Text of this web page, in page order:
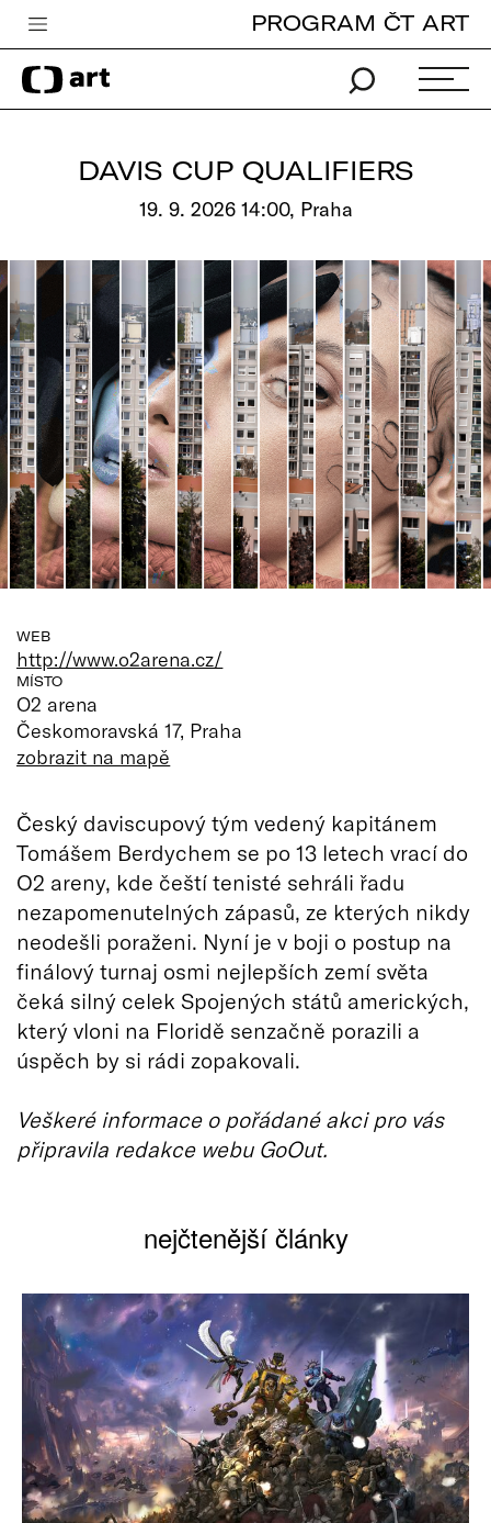
Česká televize
Zpravodajství
Pro děti
edu
Vše o ČT
PROGRAM ČT ART
DAVIS CUP QUALIFIERS
19. 9. 2026 14:00, Praha
WEB
http://www.o2arena.cz/
MÍSTO
O2 arena
Českomoravská 17, Praha
zobrazit na mapě
Český daviscupový tým vedený kapitánem
Tomášem Berdychem se po 13 letech vrací do
O2 areny, kde čeští tenisté sehráli řadu
nezapomenutelných zápasů, ze kterých nikdy
neodešli poraženi. Nyní je v boji o postup na
finálový turnaj osmi nejlepších zemí světa
čeká silný celek Spojených států amerických,
který vloni na Floridě senzačně porazili a
úspěch by si rádi zopakovali.
Veškeré informace o pořádané akci pro vás
připravila redakce webu GoOut.
nejčtenější články